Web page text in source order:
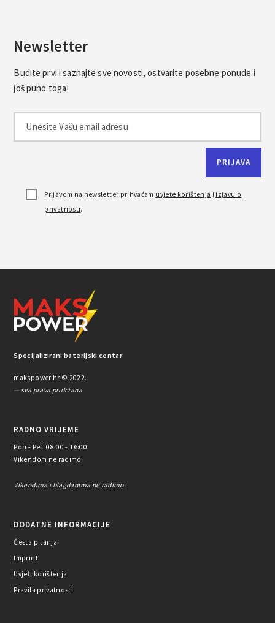
Newsletter
Budite prvi i saznajte sve novosti, ostvarite posebne ponude i
još puno toga!
Prijavom na newsletter prihvaćam uvjete korištenja i izjavu o
privatnosti.
Specijalizirani baterijski centar
makspower.hr © 2022.
— sva prava pridržana
RADNO VRIJEME
Pon - Pet: 08:00 - 16:00
Vikendom ne radimo
Vikendima i blagdanima ne radimo
DODATNE INFORMACIJE
Česta pitanja
Imprint
Uvjeti korištenja
Pravila privatnosti